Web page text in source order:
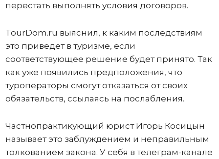
перестать выполнять условия договоров.
TourDom.ru выяснил, к каким последствиям
это приведет в туризме, если
соответствующее решение будет принято. Так
как уже появились предположения, что
туроператоры смогут отказаться от своих
обязательств, ссылаясь на послабления.
Частнопрактикующий юрист Игорь Косицын
называет это заблуждением и неправильным
толкованием закона. У себя в телеграм-канале